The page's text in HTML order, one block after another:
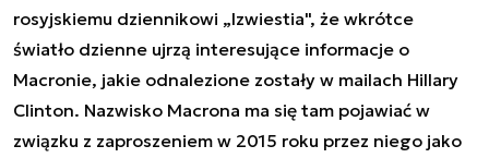
rosyjskiemu dziennikowi „Izwiestia", że wkrótce
światło dzienne ujrzą interesujące informacje o
Macronie, jakie odnalezione zostały w mailach Hillary
Clinton. Nazwisko Macrona ma się tam pojawiać w
związku z zaproszeniem w 2015 roku przez niego jako